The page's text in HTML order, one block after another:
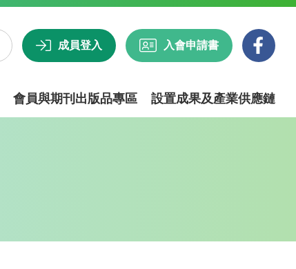
成員登入 入會申請書
會員與期刊出版品專區 設置成果及產業供應鏈